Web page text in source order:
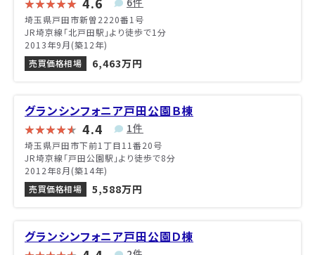
埼玉県戸田市新曽2220番1号
JR埼京線「北戸田駅」より徒歩で1分
2013年9月(築12年)
売買価格相場
6,463万円
グランシンフォニア戸田公園Ｂ棟
4.4 1件
埼玉県戸田市下前1丁目11番20号
JR埼京線「戸田公園駅」より徒歩で8分
2012年8月(築14年)
売買価格相場
5,588万円
グランシンフォニア戸田公園Ｄ棟